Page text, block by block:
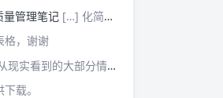
量管理笔记 […] 化简后的式子是我们在卡方检验中需要用到的式子，所以请大家牢记！对于上述式子有疑惑的读者可以学习基础的概率论，也可以参考我之前写的一篇关于独立的文章（《【直观数学】如何理解两事件间的独立关系》）。如果没有问题的话，我们可以进入到卡方检验原理与步骤的主体介绍部分！ […]
格，谢谢
力的时候，就会表现出短板来。管理需要授权，更多应该思考团队、部门间，人员发展，对未来的变化做出应对等的能力。
载。